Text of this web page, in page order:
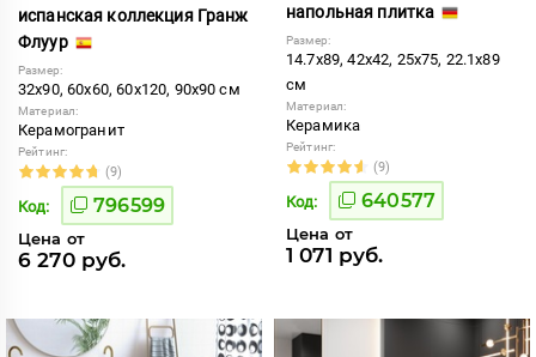
испанская коллекция Гранж
Флуур
Размер:
32x90, 60x60, 60x120, 90x90 см
Материал:
Керамогранит
Рейтинг:
(9)
Код: 796599
Цена от
6 270 руб.
напольная плитка
Размер:
14.7x89, 42x42, 25x75, 22.1x89
см
Материал:
Керамика
Рейтинг:
(9)
Код: 640577
Цена от
1 071 руб.